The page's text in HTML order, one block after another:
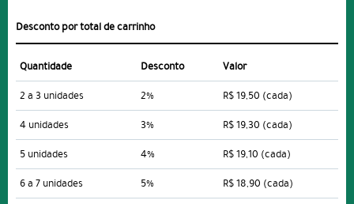
Desconto por total de carrinho
Quantidade Desconto
Valor
2 a 3 unidades
2% R$ 19,50 (cada)
4 unidades
3% R$ 19,30 (cada)
5 unidades
4% R$ 19,10 (cada)
6 a 7 unidades
5% R$ 18,90 (cada)